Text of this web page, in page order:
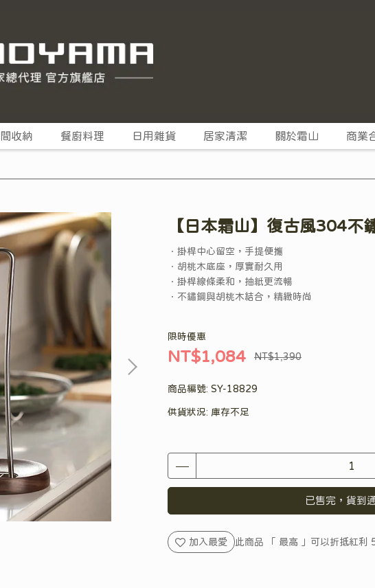
收納 餐廚料理 日用雜貨 居家清潔 關於霜山 商業
【日本霜山】復古風304不
．掛桿中心留空，手提便攜
．胡桃木底座，厚實耐久用
．掛桿線條柔和，抽紙更流暢
．不鏽鋼與胡桃木結合，精緻時尚
限時優惠
NT$1,084 NT$1,390
商品編號: SY-18829
供貨狀況: 庫存不足
已售完，貨到
加入最愛 此商品 「 最高 」可以折抵紅利